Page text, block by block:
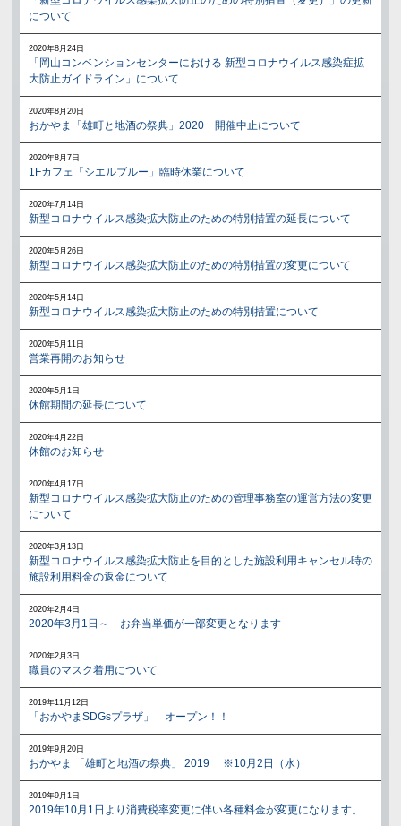
について
2020年8月24日
「岡山コンベンションセンターにおける 新型コロナウイルス感染症拡
大防止ガイドライン」について
2020年8月20日
おかやま「雄町と地酒の祭典」2020 開催中止について
2020年8月7日
1Fカフェ「シエルブルー」臨時休業について
2020年7月14日
新型コロナウイルス感染拡大防止のための特別措置の延長について
2020年5月26日
新型コロナウイルス感染拡大防止のための特別措置の変更について
2020年5月14日
新型コロナウイルス感染拡大防止のための特別措置について
2020年5月11日
営業再開のお知らせ
2020年5月1日
休館期間の延長について
2020年4月22日
休館のお知らせ
2020年4月17日
新型コロナウイルス感染拡大防止のための管理事務室の運営方法の変更
について
2020年3月13日
新型コロナウイルス感染拡大防止を目的とした施設利用キャンセル時の
施設利用料金の返金について
2020年2月4日
2020年3月1日～ お弁当単価が一部変更となります
2020年2月3日
職員のマスク着用について
2019年11月12日
「おかやまSDGsプラザ」 オープン！！
2019年9月20日
おかやま 「雄町と地酒の祭典」 2019 ※10月2日（水）
2019年9月1日
2019年10月1日より消費税率変更に伴い各種料金が変更になります。